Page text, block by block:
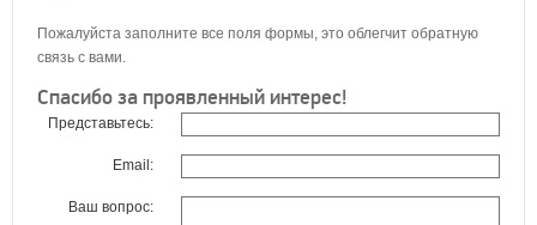
Пожалуйста заполните все поля формы, это облегчит обратную
связь с вами.
Спасибо за проявленный интерес!
Представьтесь:
Email:
Ваш вопрос: